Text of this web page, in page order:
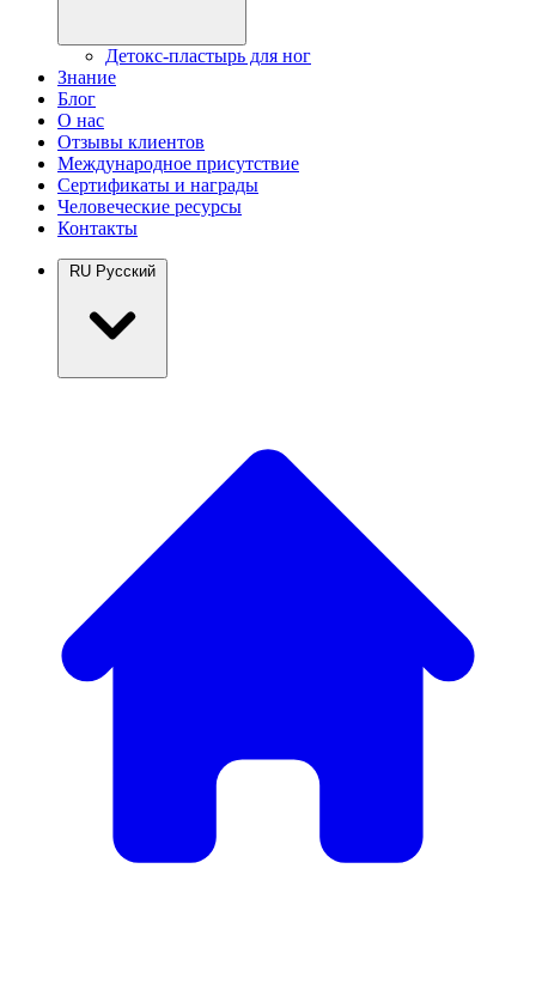
Детокс-пластырь для ног
Знание
Блог
О нас
Отзывы клиентов
Международное присутствие
Сертификаты и награды
Человеческие ресурсы
Контакты
RU Русский